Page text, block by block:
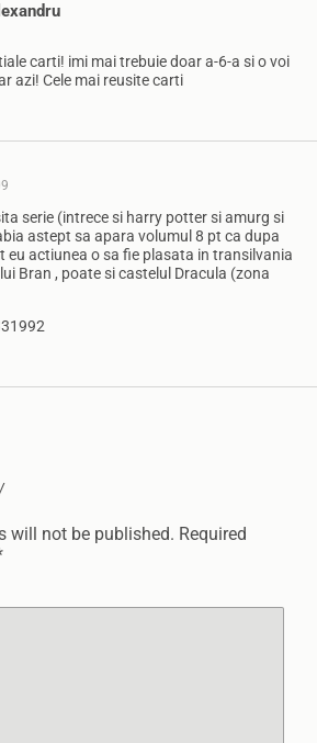
carti! imi mai trebuie doar a-6-a si o voi
azi! Cele mai reusite carti
serie (intrece si harry potter si amurg si
astept sa apara volumul 8 pt ca dupa
eu actiunea o sa fie plasata in transilvania
Bran , poate si castelul Dracula (zona
will not be published. Required